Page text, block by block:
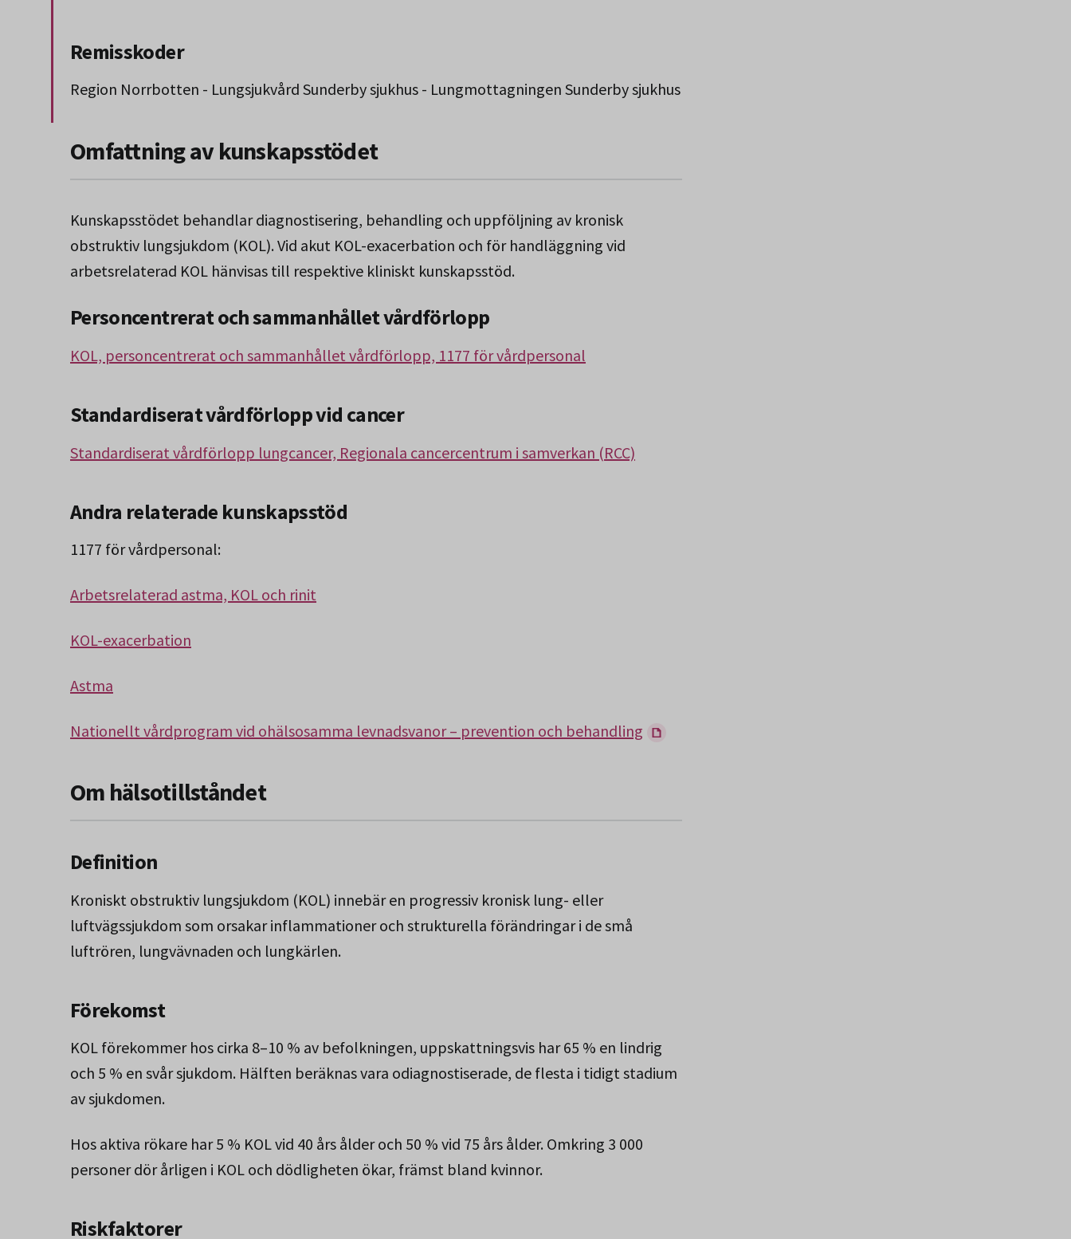
Remisskoder
Region Norrbotten - Lungsjukvård Sunderby sjukhus - Lungmottagningen Sunderby sjukhus
Omfattning av kunskapsstödet
Kunskapsstödet behandlar diagnostisering, behandling och uppföljning av kronisk
obstruktiv lungsjukdom (KOL). Vid akut KOL-exacerbation och för handläggning vid
arbetsrelaterad KOL hänvisas till respektive kliniskt kunskapsstöd.
Personcentrerat och sammanhållet vårdförlopp
KOL, personcentrerat och sammanhållet vårdförlopp, 1177 för vårdpersonal
Standardiserat vårdförlopp vid cancer
Standardiserat vårdförlopp lungcancer, Regionala cancercentrum i samverkan (RCC)
Andra relaterade kunskapsstöd
1177 för vårdpersonal:
Arbetsrelaterad astma, KOL och rinit
KOL-exacerbation
Astma
Nationellt vårdprogram vid ohälsosamma levnadsvanor – prevention och behandling
Om hälsotillståndet
Definition
Kroniskt obstruktiv lungsjukdom (KOL) innebär en progressiv kronisk lung- eller
luftvägssjukdom som orsakar inflammationer och strukturella förändringar i de små
luftrören, lungvävnaden och lungkärlen.
Förekomst
KOL förekommer hos cirka 8–10 % av befolkningen, uppskattningsvis har 65 % en lindrig
och 5 % en svår sjukdom. Hälften beräknas vara odiagnostiserade, de flesta i tidigt stadium
av sjukdomen.
Hos aktiva rökare har 5 % KOL vid 40 års ålder och 50 % vid 75 års ålder. Omkring 3 000
personer dör årligen i KOL och dödligheten ökar, främst bland kvinnor.
Riskfaktorer